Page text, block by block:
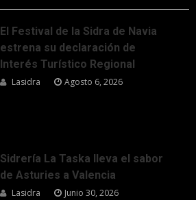
El Festival de la Sidra de Navia
estrena su declaración de
Interés Turístico Regional
Lasidra Agosto 6, 2026
Sidrería La Taska lleva el sabor
de Asturies a Valencia
Lasidra Junio 30, 2026